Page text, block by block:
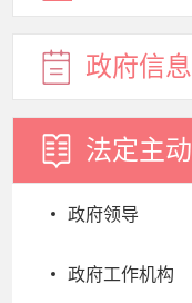
政府信息
法定主动
政府领导
政府工作机构